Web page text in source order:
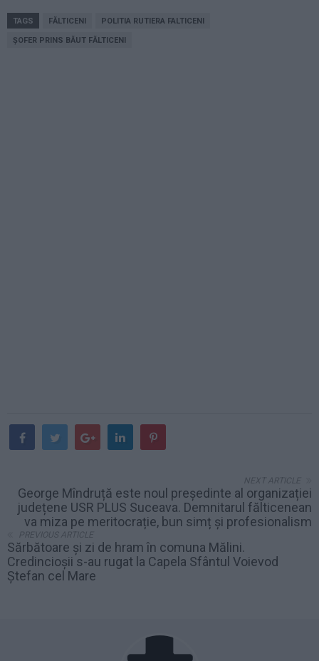
TAGS FĂLTICENI POLITIA RUTIERA FALTICENI
ȘOFER PRINS BĂUT FĂLTICENI
NEXT ARTICLE
George Mîndruță este noul președinte al organizației
județene USR PLUS Suceava. Demnitarul fălticenean
va miza pe meritocrație, bun simț și profesionalism
PREVIOUS ARTICLE
Sărbătoare și zi de hram în comuna Mălini.
Credincioșii s-au rugat la Capela Sfântul Voievod
Ștefan cel Mare